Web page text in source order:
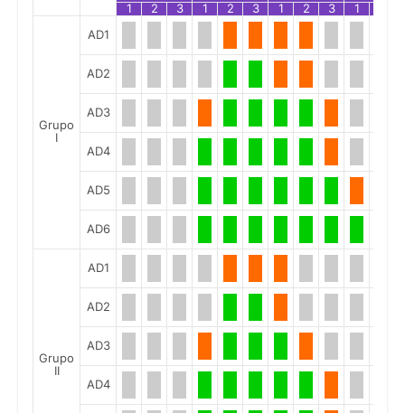
1
2 3 1 2 3 1 2 3 1
Grupo
I
AD1
AD2
AD3
AD4
AD5
AD6
Grupo
II
AD1
AD2
AD3
AD4